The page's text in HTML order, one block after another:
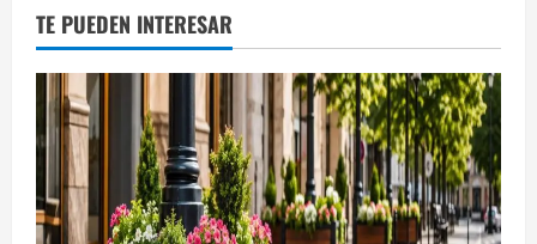
TE PUEDEN INTERESAR